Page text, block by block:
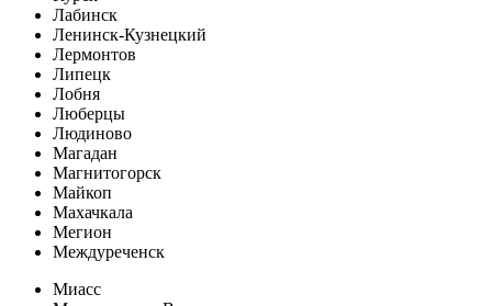
Лабинск
Ленинск-Кузнецкий
Лермонтов
Липецк
Лобня
Люберцы
Людиново
Магадан
Магнитогорск
Майкоп
Махачкала
Мегион
Междуреченск
Миасс